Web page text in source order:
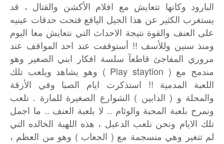
البارود وكانها تتعايش مع افلام الأكشن والقتال ،
قد
يستغرب الكثير عن هذا الجيل اليافع فتحت حدقات عينيه
على العنف والقوة نتيجة الاحداث التي نتعايش معا اليوم
ومنذ سنين وللأسف !! أستوقفت عند احد المواقف عند
مروري المفاجئ قاطعآ سلسة افكار ابني الصغير
وهو
مندمج مع ( Play staytion ) وهو يشاهد ويلعب تلك
اللعبة
المدمية !! استذكرت ايام الصبا وفي
الأزقة
والمحلة و ( الدابين ) الشوارع الصغيرة للمارة . نلعب
ونمرح بلعبة المحبة والوئام .. لا بلعبة العنف .. ما اجمل
تلك الايام ونحن نلعب الدعبل ، هذه اللهبة الخالده التي
لم تتغير وهي منسجمة مع ( الجعاب ) وهو من العظم ،